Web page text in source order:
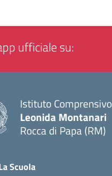
ufficiale su:
Istituto Comprensivo
Leonida Montanari
Rocca di Papa (RM)
Scuola